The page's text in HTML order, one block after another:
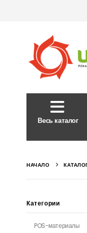
Весь каталог
НАЧАЛО
Категории
POS-материалы